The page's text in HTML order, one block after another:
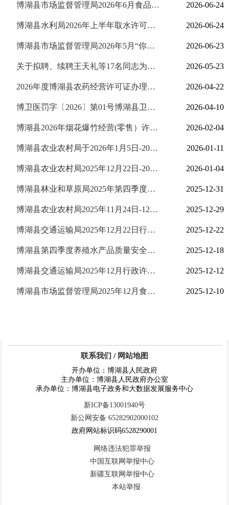
2026-06-24
博湖县市场监督管理局2026年6月食品安全监督抽检情况公示
2026-06-24
博湖县水利局2026年上半年取水许可证办理公示
2026-06-23
博湖县市场监督管理局2026年5月“你点我检 食安天山”监督抽检情况公示
2026-05-23
关于拟聘、续聘王天礼等17名同志为县人民政府行政执法监督员的公告
2026-04-22
2026年度博湖县农药经营许可证办理情况公示
2026-04-10
博卫医罚字〔2026〕第01号博湖县卫生健康委员会
2026-02-04
博湖县2026年烟花爆竹经营(零售）许可证公示
2026-01-11
博湖县农业农村局于2026年1月5日-2026年1月11日政务服务大厅农机窗口行政许可公示台账
2026-01-04
博湖县农业农村局2025年12月22日-2026年1月4日政务服务大厅农机窗口行政许可公示台账
2025-12-31
博湖县林业和草原局2025年第四季度行政许可公示
2025-12-29
博湖县农业农村局2025年11月24日-12月21日政务服务大厅农机窗口行政许可公示台账
2025-12-22
博湖县交通运输局2025年12月22日行政处罚案件公示表
2025-12-18
博湖县第四季度养殖水产品质量安全风险隐患警示信息公示
2025-12-12
博湖县交通运输局2025年12月行政许可公示
2025-12-10
博湖县市场监督管理局2025年12月食品安全监督抽检情况公示
联系我们 / 网站地图
开办单位：博湖县人民政府
主办单位：博湖县人民政府办公室
承办单位：博湖县电子政务和大数据发展服务中心
新ICP备13001940号
新公网安备 65282902000102
政府网站标识码6528290001
网络违法犯罪举报
中国互联网举报中心
新疆互联网举报中心
本站举报